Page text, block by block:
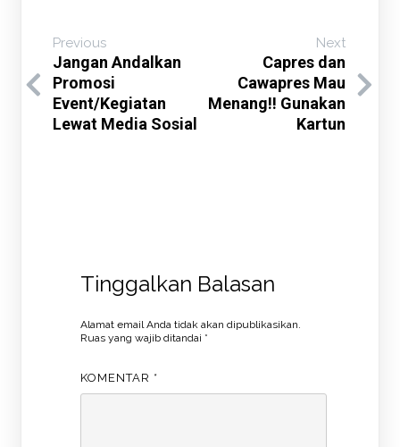
Previous
Jangan Andalkan
Promosi
Event/Kegiatan
Lewat Media Sosial
Next
Capres dan
Cawapres Mau
Menang!! Gunakan
Kartun
Tinggalkan Balasan
Alamat email Anda tidak akan dipublikasikan.
Ruas yang wajib ditandai *
KOMENTAR *